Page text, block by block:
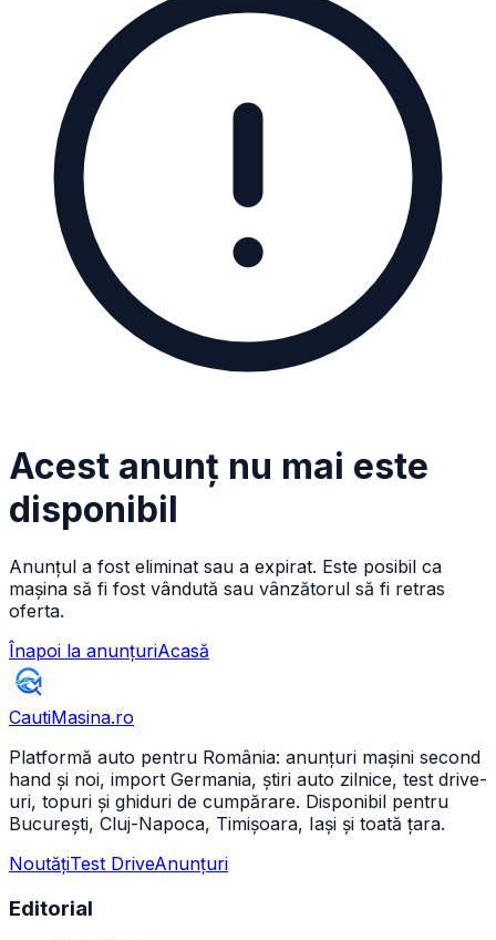
Acest anunț nu mai este
disponibil
Anunțul a fost eliminat sau a expirat. Este posibil ca
mașina să fi fost vândută sau vânzătorul să fi retras
oferta.
Înapoi la anunțuriAcasă
CautiMasina.ro
Platformă auto pentru România: anunțuri mașini second
hand și noi, import Germania, știri auto zilnice, test drive-
uri, topuri și ghiduri de cumpărare. Disponibil pentru
București, Cluj-Napoca, Timișoara, Iași și toată țara.
NoutățiTest DriveAnunțuri
Editorial